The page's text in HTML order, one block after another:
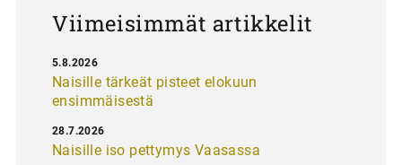
Viimeisimmät artikkelit
Naisille tärkeät pisteet elokuun
ensimmäisestä
5.8.2026
Naisille iso pettymys Vaasassa
28.7.2026